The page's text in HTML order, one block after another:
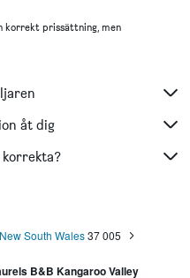
korrekt prissättning, men
åt dig
New South Wales 37 005
B&B Kangaroo Valley